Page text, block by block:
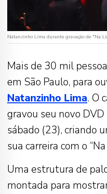
Natanzinho Lima durante gravação de "Na
Mais de 30 mil
em São Paulo, para
Natanzinho Lima. O
gravou seu novo
sábado (23), criando
sua carreira com o
Uma estrutura de
montada para